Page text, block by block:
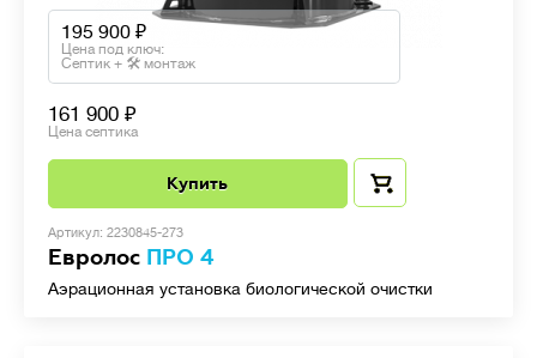
195 900
Цена под ключ:
Септик + 🛠 монтаж
161 900
Цена септика
Купить
Артикул: 2230845-273
Евролос ПРО 4
Аэрационная установка биологической очистки